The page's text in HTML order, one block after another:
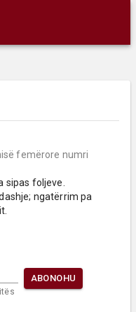
femërore numri
ABONOHU